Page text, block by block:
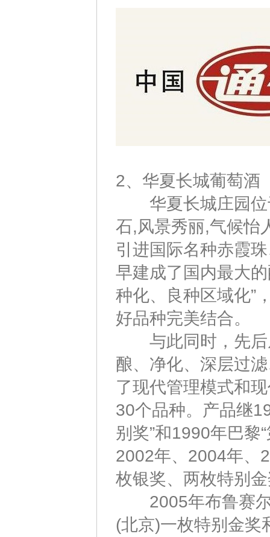
2、华夏长城葡萄酒
华夏长城庄园位
石,风景秀丽,气候怡
引进国际名种赤霞
早建成了国内最大
种化、良种区域化”
好品种完美结合。
与此同时，先后
酿、净化、深层过
了现代管理模式和
30个品种。产品继
别奖”和1990年巴黎
2002年、2004年、
枚银奖、两枚特别
2005年布鲁赛尔
(北京)一枚特别金奖